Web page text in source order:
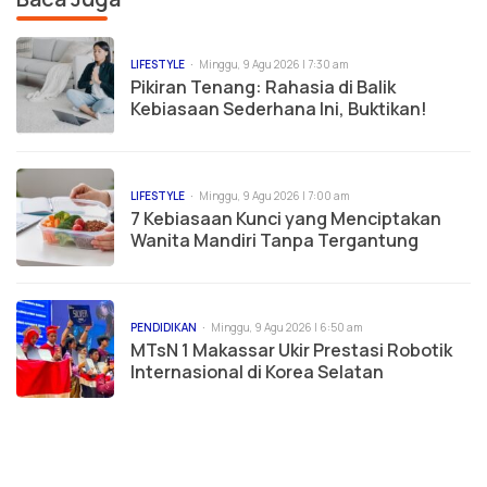
LIFESTYLE Minggu, 9 Agu 2026 | 7:30 am
Pikiran Tenang: Rahasia di Balik
Kebiasaan Sederhana Ini, Buktikan!
LIFESTYLE Minggu, 9 Agu 2026 | 7:00 am
7 Kebiasaan Kunci yang Menciptakan
Wanita Mandiri Tanpa Tergantung
PENDIDIKAN Minggu, 9 Agu 2026 | 6:50 am
MTsN 1 Makassar Ukir Prestasi Robotik
Internasional di Korea Selatan